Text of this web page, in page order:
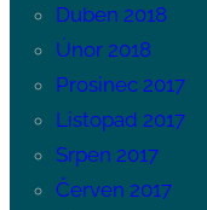
Duben 2018
Únor 2018
Prosinec 2017
Listopad 2017
Srpen 2017
Červen 2017